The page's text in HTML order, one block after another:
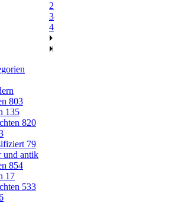
2
3
4
803
135
820
79
und antik
854
17
533